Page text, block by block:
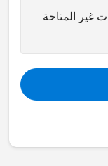
غير المتاحة